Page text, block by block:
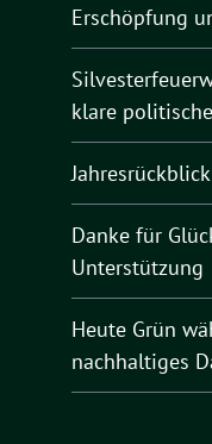
Erschöpfung
klare
Danke für
Unterstützung
Heute Grün
nachhaltiges